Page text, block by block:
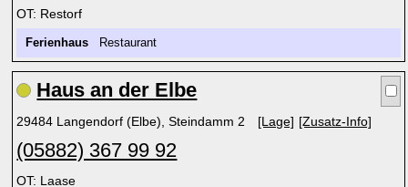
OT: Restorf
Ferienhaus Restaurant
Haus an der Elbe
29484 Langendorf (Elbe), Steindamm 2 [Lage] [Zusatz-Info]
(05882) 367 99 92
OT: Laase